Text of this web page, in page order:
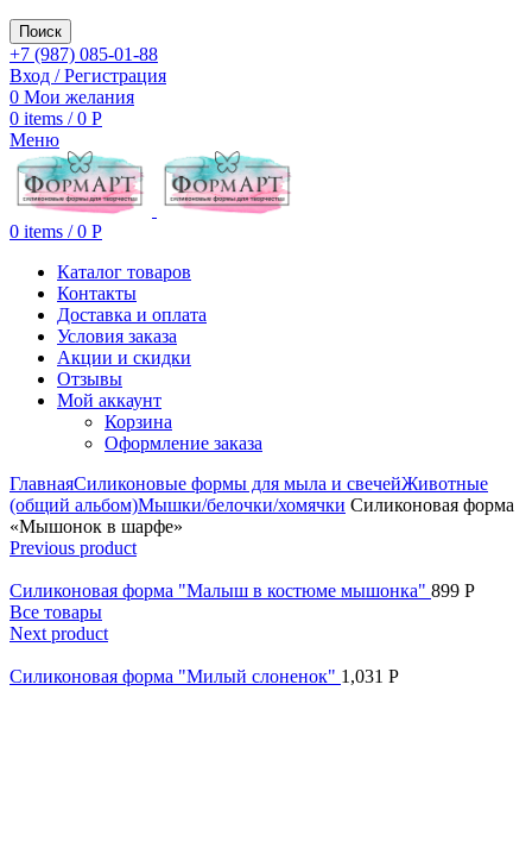
Поиск
+7 (987) 085-01-88
Вход / Регистрация
0 Мои желания
0 items / 0 Р
Меню
0 items / 0 Р
Каталог товаров
Контакты
Доставка и оплата
Условия заказа
Акции и скидки
Отзывы
Мой аккаунт
Корзина
Оформление заказа
ГлавнаяСиликоновые формы для мыла и свечейЖивотные
(общий альбом)Мышки/белочки/хомячки Силиконовая форма
«Мышонок в шарфе»
Previous product
Силиконовая форма "Малыш в костюме мышонка" 899 Р
Все товары
Next product
Силиконовая форма "Милый слоненок" 1,031 Р